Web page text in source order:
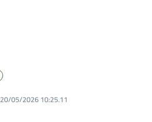
20/05/2026 10:25.11